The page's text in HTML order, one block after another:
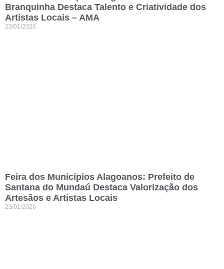
Branquinha Destaca Talento e Criatividade dos
Artistas Locais – AMA
23/01/2026
Feira dos Municípios Alagoanos: Prefeito de
Santana do Mundaú Destaca Valorização dos
Artesãos e Artistas Locais
23/01/2026